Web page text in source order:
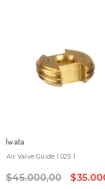
Iwata
Air Valve Guide I 025 1
$45.000,00